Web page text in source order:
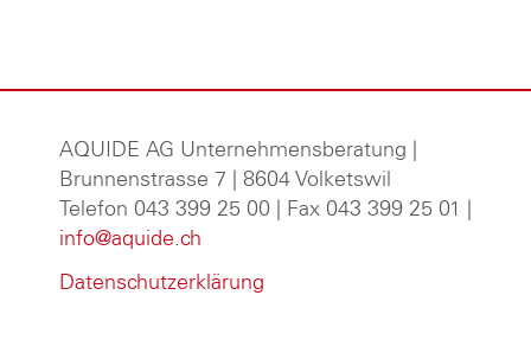
AQUIDE AG Unternehmensberatung
Brunnenstrasse 7 | 8604 Volketswil
Telefon 043 399 25 00 | Fax 043 399 25 01 |
info@aquide.ch
Datenschutzerklärung